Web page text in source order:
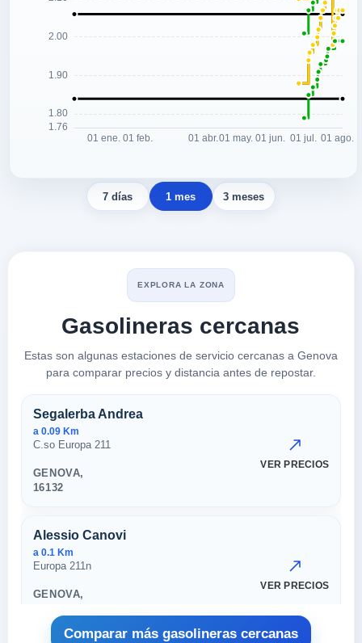
7 días 1 mes 3 meses
EXPLORA LA ZONA
Gasolineras cercanas
Estas son algunas estaciones de servicio cercanas a Genova
para comparar precios y distancia antes de repostar.
Estaciones cercanas en
Segalerba Andrea
a 0.09 Km
C.so Europa 211
GENOVA,
16132
VER PRECIOS
Alessio Canovi
a 0.1 Km
Europa 211n
GENOVA,
VER PRECIOS
Comparar más gasolineras cercanas